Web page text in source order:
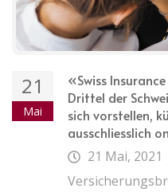
21
Mai
«Swiss
Drittel der
sich vorstellen,
ausschliesslich
21 Mai, 2021